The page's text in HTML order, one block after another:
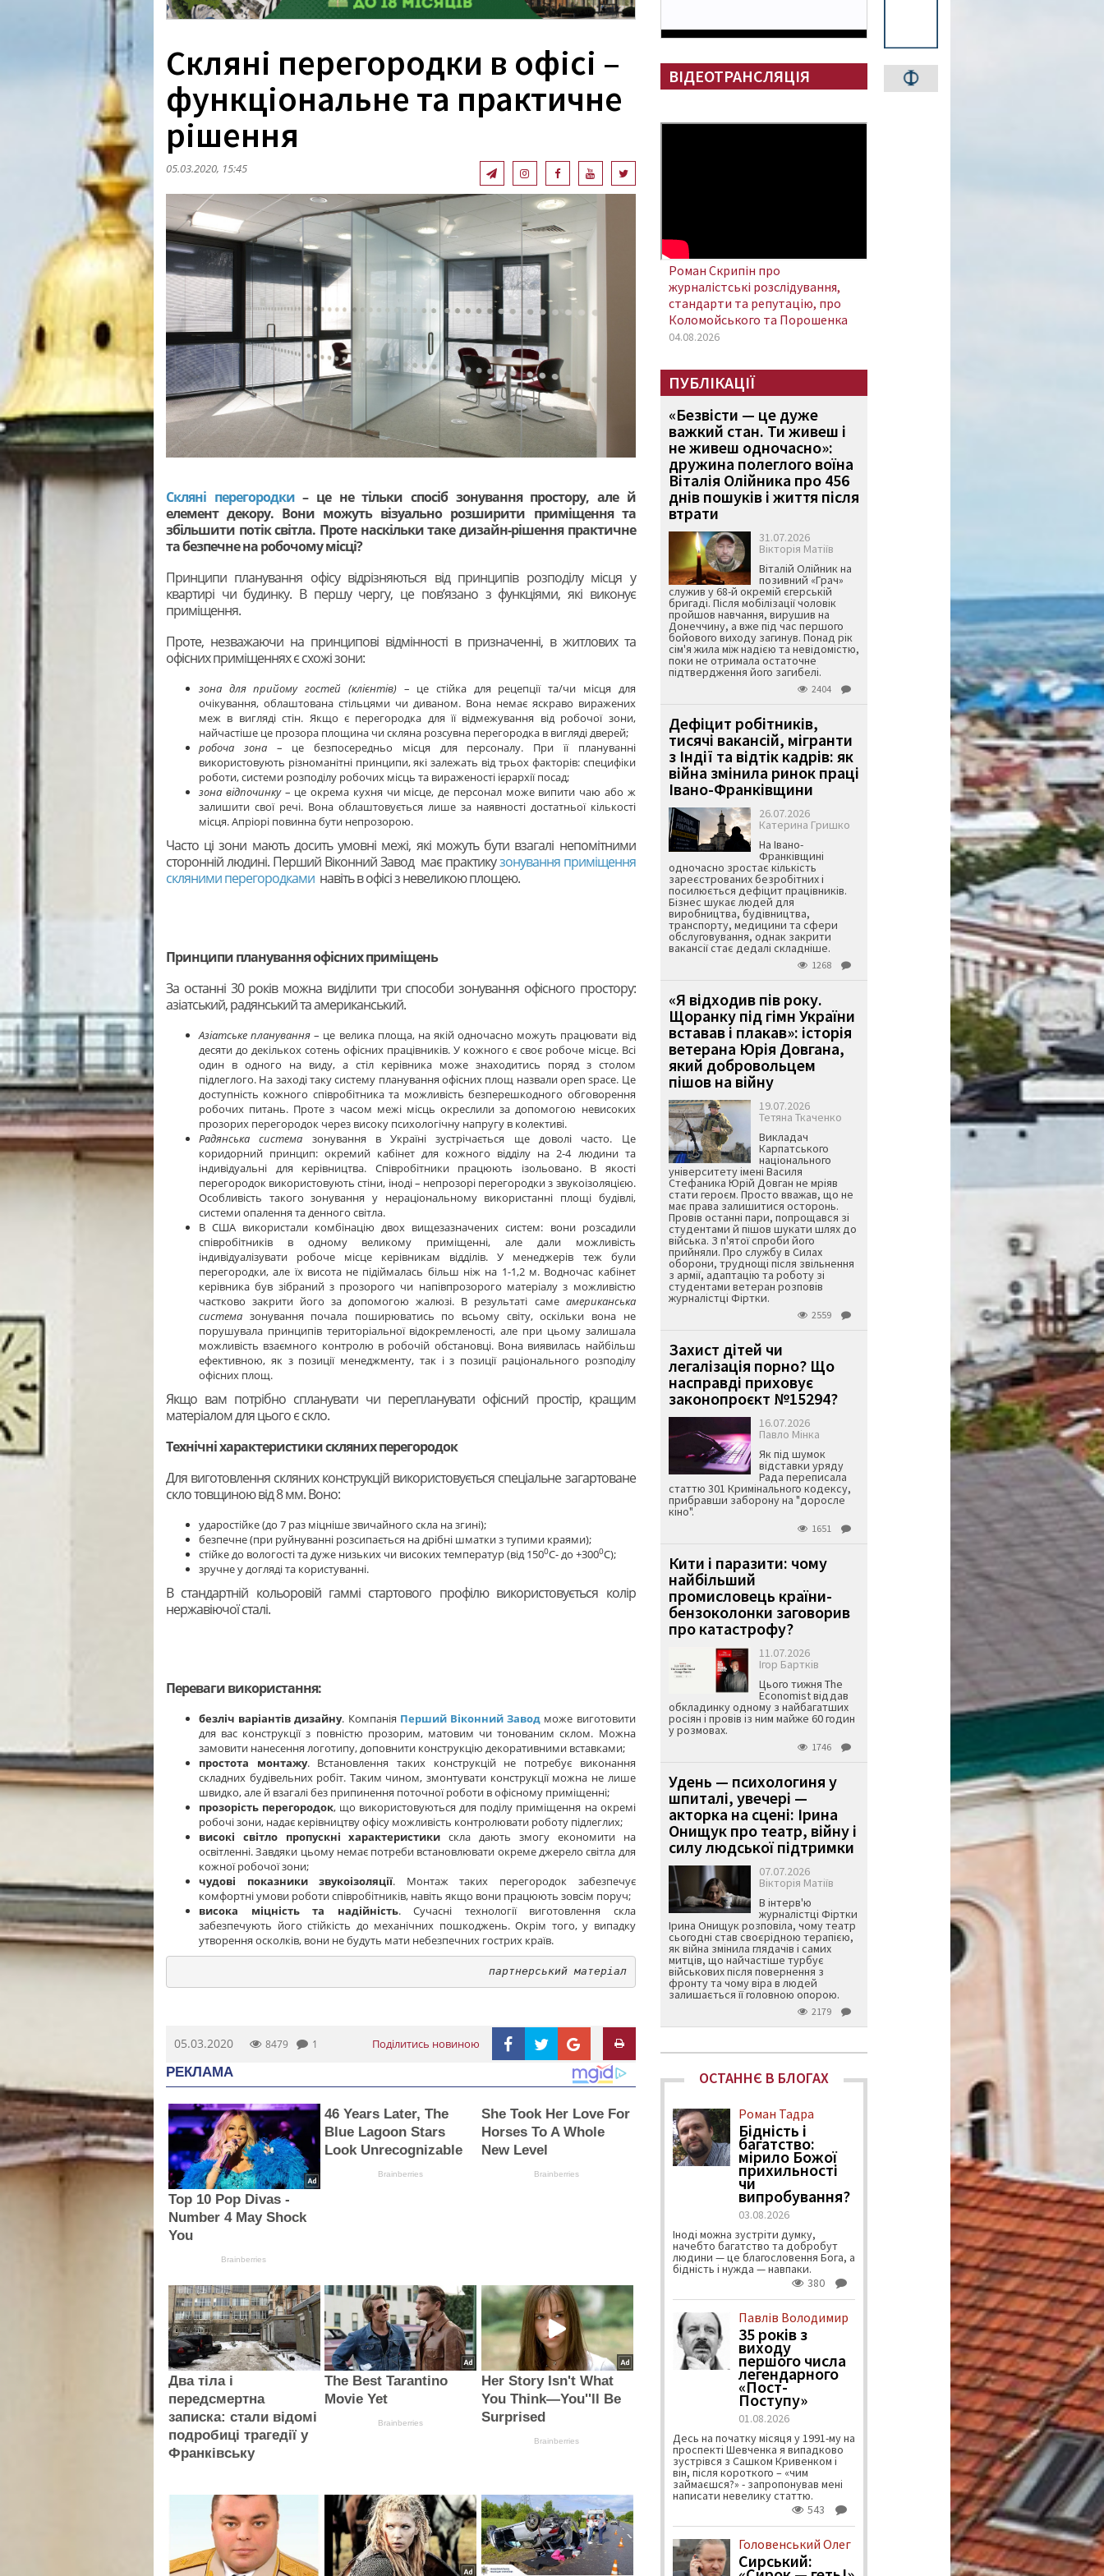
Скляні перегородки в офісі –
функціональне та практичне
рішення
05.03.2020, 15:45
Скляні перегородки– це не тільки спосіб зонування простору, але й
елемент декору. Вони можуть візуально розширити приміщення та
збільшити потік світла. Проте наскільки таке дизайн-рішення практичне
та безпечне на робочому місці?
Принципи планування офісу відрізняються від принципів розподілу місця у
квартирі чи будинку. В першу чергу, це пов’язано з функціями, які виконує
приміщення.
Проте, незважаючи на принципові відмінності в призначенні, в житлових та
офісних приміщеннях є схожі зони:
зона для прийому гостей (клієнтів) – це стійка для рецепції та/чи місця для
очікування, облаштована стільцями чи диваном. Вона немає яскраво виражених
меж в вигляді стін. Якщо є перегородка для її відмежування від робочої зони,
найчастіше це прозора площина чи скляна розсувна перегородка в вигляді дверей;
робоча зона– це безпосередньо місця для персоналу. При її плануванні
використовують різноманітні принципи, які залежать від трьох факторів: специфіки
роботи, системи розподілу робочих місць та вираженості ієрархії посад;
зона відпочинку– це окрема кухня чи місце, де персонал може випити чаю або ж
залишити свої речі. Вона облаштовується лише за наявності достатньої кількості
місця. Апріорі повинна бути непрозорою.
Часто ці зони мають досить умовні межі, які можуть бути взагалі непомітними
сторонній людині. Перший Віконний Завод має практикузонування приміщення
скляними перегородками навіть в офісі з невеликою площею.
Принципи планування офісних приміщень
За останні 30 років можна виділити три способи зонування офісного простору:
азіатський, радянський та американський.
Азіатське планування – це велика площа, на якій одночасно можуть працювати від
десяти до декількох сотень офісних працівників. У кожного є своє робоче місце. Всі
один в одного на виду, а стіл керівника може знаходитись поряд з столом
підлеглого. На заході таку систему планування офісних площ назвали open space. Це
доступність кожного співробітника та можливість безперешкодного обговорення
робочих питань. Проте з часом межі місць окреслили за допомогою невисоких
прозорих перегородок через високу психологічну напругу в колективі.
Радянська система зонування в Україні зустрічається ще доволі часто. Це
коридорний принцип: окремий кабінет для кожного відділу на 2-4 людини та
індивідуальні для керівництва. Співробітники працюють ізольовано. В якості
перегородок використовують стіни, іноді – непрозорі перегородки з звукоізоляцією.
Особливість такого зонування у нераціональному використанні площі будівлі,
системи опалення та денного світла.
В США використали комбінацію двох вищезазначених систем: вони розсадили
співробітників в одному великому приміщенні, але дали можливість
індивідуалізувати робоче місце керівникам відділів. У менеджерів теж були
перегородки, але їх висота не підіймалась більш ніж на 1-1,2 м. Водночас кабінет
керівника був зібраний з прозорого чи напівпрозорого матеріалу з можливістю
частково закрити його за допомогою жалюзі. В результаті саме американська
система зонування почала поширюватись по всьому світу, оскільки вона не
порушувала принципів територіальної відокремленості, але при цьому залишала
можливість взаємного контролю в робочій обстановці. Вона виявилась найбільш
ефективною, як з позиції менеджменту, так і з позиції раціонального розподілу
офісних площ.
Якщо вам потрібно спланувати чи перепланувати офісний простір, кращим
матеріалом для цього є скло.
Технічні характеристики скляних перегородок
Для виготовлення скляних конструкцій використовується спеціальне загартоване
скло товщиною від 8 мм. Воно:
ударостійке (до 7 раз міцніше звичайного скла на згині);
безпечне (при руйнуванні розсипається на дрібні шматки з тупими краями);
стійке до вологості та дуже низьких чи високих температур (від 1500С- до +3000С);
зручне у догляді та користуванні.
В стандартній кольоровій гаммі стартового профілю використовується колір
нержавіючої сталі.
Переваги використання:
безліч варіантів дизайну. Компанія Перший Віконний Завод може виготовити
для вас конструкції з повністю прозорим, матовим чи тонованим склом. Можна
замовити нанесення логотипу, доповнити конструкцію декоративними вставками;
простота монтажу. Встановлення таких конструкцій не потребує виконання
складних будівельних робіт. Таким чином, змонтувати конструкції можна не лише
швидко, але й взагалі без припинення поточної роботи в офісному приміщенні;
прозорість перегородок, що використовуються для поділу приміщення на окремі
робочі зони, надає керівництву офісу можливість контролювати роботу підлеглих;
високі світло пропускні характеристики скла дають змогу економити на
освітленні. Завдяки цьому немає потреби встановлювати окреме джерело світла для
кожної робочої зони;
чудові показники звукоізоляції. Монтаж таких перегородок забезпечує
комфортні умови роботи співробітників, навіть якщо вони працюють зовсім поруч;
висока міцність та надійність. Сучасні технології виготовлення скла
забезпечують його стійкість до механічних пошкоджень. Окрім того, у випадку
утворення осколків, вони не будуть мати небезпечних гострих країв.
партнерський матеріал
05.03.2020 8479 1 Поділитись новиною
РЕКЛАМА
Top 10 Pop Divas -
Number 4 May Shock
You
Brainberries
46 Years Later, The
Blue Lagoon Stars
Look Unrecognizable
Brainberries
She Took Her Love For
Horses To A Whole
New Level
Brainberries
Два тіла і
передсмертна
записка: стали відомі
подробиці трагедії у
Франківську
The Best Tarantino
Movie Yet
Brainberries
Her Story Isn't What
You Think—You''ll Be
Surprised
Brainberries
ВІДЕОТРАНСЛЯЦІЯ
Роман Скрипін про
журналістські розслідування,
стандарти та репутацію, про
Коломойського та Порошенка
04.08.2026
ПУБЛІКАЦІЇ
«Безвісти — це дуже
важкий стан. Ти живеш і
не живеш одночасно»:
дружина полеглого воїна
Віталія Олійника про 456
днів пошуків і життя після
втрати
31.07.2026
Вікторія Матіїв
Віталій Олійник на
позивний «Грач»
служив у 68-й окремій єгерській
бригаді. Після мобілізації чоловік
пройшов навчання, вирушив на
Донеччину, а вже під час першого
бойового виходу загинув. Понад рік
сім'я жила між надією та невідомістю,
поки не отримала остаточне
підтвердження його загибелі.
2404
Дефіцит робітників,
тисячі вакансій, мігранти
з Індії та відтік кадрів: як
війна змінила ринок праці
Івано-Франківщини
26.07.2026
Катерина Гришко
На Івано-
Франківщині
одночасно зростає кількість
зареєстрованих безробітних і
посилюється дефіцит працівників.
Бізнес шукає людей для
виробництва, будівництва,
транспорту, медицини та сфери
обслуговування, однак закрити
вакансії стає дедалі складніше.
1268
«Я відходив пів року.
Щоранку під гімн України
вставав і плакав»: історія
ветерана Юрія Довгана,
який добровольцем
пішов на війну
19.07.2026
Тетяна Ткаченко
Викладач
Карпатського
національного
університету імені Василя
Стефаника Юрій Довган не мріяв
стати героєм. Просто вважав, що не
має права залишитися осторонь.
Провів останні пари, попрощався зі
студентами й пішов шукати шлях до
війська. З п'ятої спроби його
прийняли. Про службу в Силах
оборони, труднощі після звільнення
з армії, адаптацію та роботу зі
студентами ветеран розповів
журналістці Фіртки.
2559
Захист дітей чи
легалізація порно? Що
насправді приховує
законопроєкт №15294?
16.07.2026
Павло Мінка
Як під шумок
відставки уряду
Рада переписала
статтю 301 Кримінального кодексу,
прибравши заборону на "доросле
кіно".
1651
Кити і паразити: чому
найбільший
промисловець країни-
бензоколонки заговорив
про катастрофу?
11.07.2026
Ігор Бартків
Цього тижня The
Economist віддав
обкладинку одному з найбагатших
росіян і провів із ним майже 60 годин
у розмовах.
1746
Удень — психологиня у
шпиталі, увечері —
акторка на сцені: Ірина
Онищук про театр, війну і
силу людської підтримки
07.07.2026
Вікторія Матіїв
В інтерв'ю
журналістці Фіртки
Ірина Онищук розповіла, чому театр
сьогодні став своєрідною терапією,
як війна змінила глядачів і самих
митців, що найчастіше турбує
військових після повернення з
фронту та чому віра в людей
залишається її головною опорою.
2179
ОСТАННЄ В БЛОГАХ
Роман Тадра
Бідність і
багатство:
мірило Божої
прихильності
чи
випробування?
03.08.2026
Іноді можна зустріти думку,
начебто багатство та добробут
людини — це благословення Бога, а
бідність і нужда — навпаки.
380
Павлів Володимир
35 років з
виходу
першого числа
легендарного
«Пост-
Поступу»
01.08.2026
Десь на початку місяця у 1991-му на
проспекті Шевченка я випадково
зустрівся з Сашком Кривенком і
він, після короткого – «чим
займаєшся?» - запропонував мені
написати невелику статтю.
543
Головенський Олег
Сирський: